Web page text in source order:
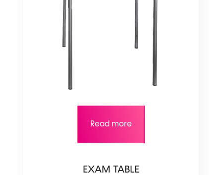
Read more
EXAM TABLE